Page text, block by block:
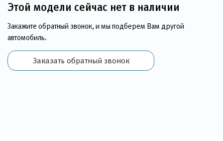
Этой модели сейчас нет в наличии
Закажите обратный звонок, и мы подберем Вам другой
автомобиль.
Заказать обратный звонок